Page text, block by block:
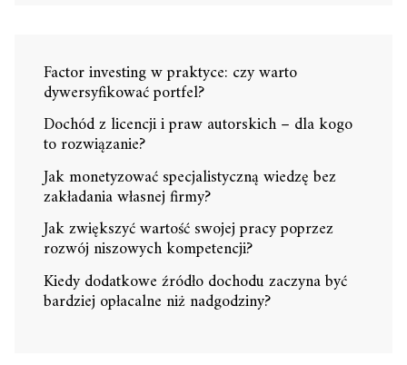
Factor investing w praktyce: czy warto
dywersyfikować portfel?
Dochód z licencji i praw autorskich – dla kogo
to rozwiązanie?
Jak monetyzować specjalistyczną wiedzę bez
zakładania własnej firmy?
Jak zwiększyć wartość swojej pracy poprzez
rozwój niszowych kompetencji?
Kiedy dodatkowe źródło dochodu zaczyna być
bardziej opłacalne niż nadgodziny?